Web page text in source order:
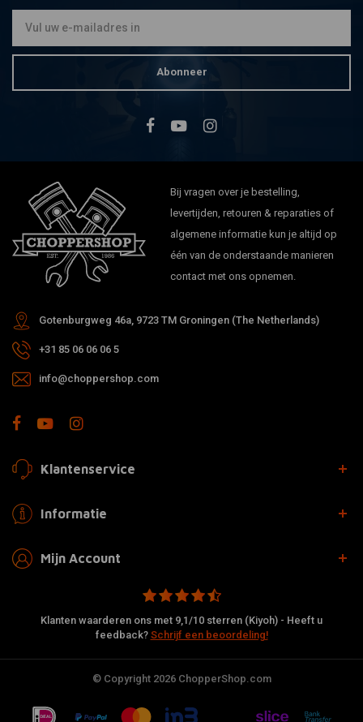
Abonneer
Bij vragen over je bestelling,
levertijden, retouren & reparaties of
algemene informatie kun je altijd op
één van de onderstaande manieren
contact met ons opnemen.
Gotenburgweg 46a, 9723 TM Groningen (The Netherlands)
+31 85 06 06 06 5
info@choppershop.com
Klantenservice
Informatie
Mijn Account
Klanten waarderen ons met 9,1/10 sterren (Kiyoh) - Heeft u
feedback? Schrijf een beoordeling!
© Copyright 2026 ChopperShop.com